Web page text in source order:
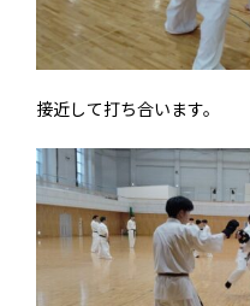
接近して打ち合います。